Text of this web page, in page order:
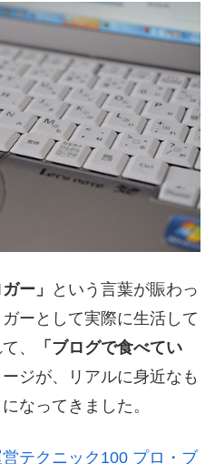
ー」
という言葉が賑わっ
ーとして実際に生活して
、
「ブログで食べてい
ジが、リアルに身近なも
なってきました。
テクニック100 プロ・ブ